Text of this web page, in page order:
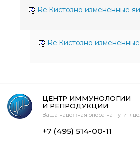
Re:Кистозно измененные
Re:Кистозно
ЦЕНТР ИММУНОЛОГИИ
И РЕПРОДУКЦИИ
Ваша надежная опора на пути к
+7 (495) 514-00-11